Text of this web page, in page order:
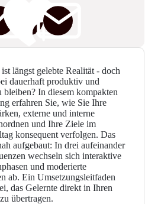
längst gelebte Realität - doch
dauerhaft produktiv und
bleiben? In diesem kompakten
erfahren Sie, wie Sie Ihre
externe und interne
und Ihre Ziele im
konsequent verfolgen. Das
aufgebaut: In drei aufeinander
wechseln sich interaktive
und moderierte
ab. Ein Umsetzungsleitfaden
das Gelernte direkt in Ihren
übertragen.